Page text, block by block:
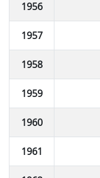
1956
1957
1958
1959
1960
1961